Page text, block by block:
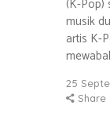
(K-Pop)
musik
artis K-
25
Share